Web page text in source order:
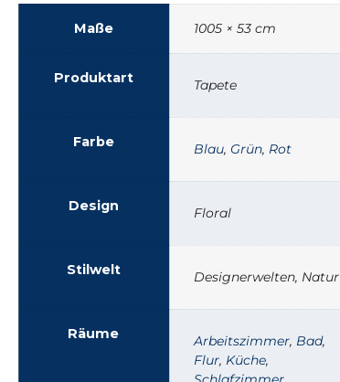
Maße 1005 × 53 cm
Produktart Tapete
Farbe Blau, Grün, Rot
Design Floral
Stilwelt Designerwelten, Natur
Räume Arbeitszimmer, Bad,
Flur, Küche,